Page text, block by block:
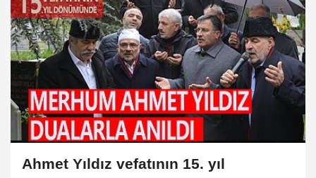
Ahmet Yıldız vefatının 15. yıl